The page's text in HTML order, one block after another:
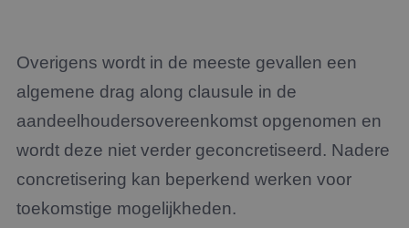
Overigens wordt in de meeste gevallen een
algemene drag along clausule in de
aandeelhoudersovereenkomst opgenomen en
wordt deze niet verder geconcretiseerd. Nadere
concretisering kan beperkend werken voor
toekomstige mogelijkheden.